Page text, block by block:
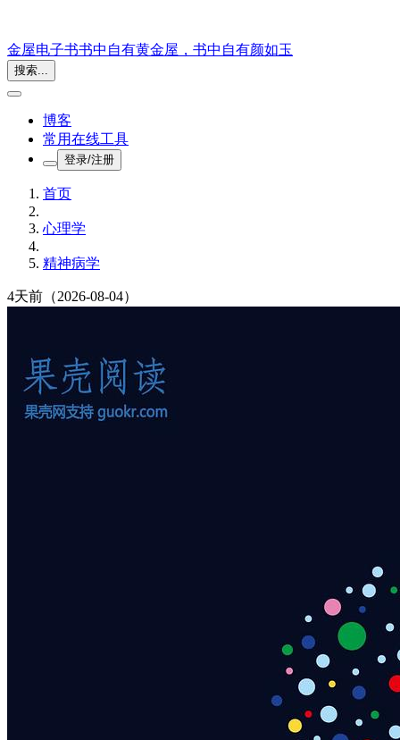
金屋电子书书中自有黄金屋，书中自有颜如玉
搜索...
博客
常用在线工具
登录/注册
首页
心理学
精神病学
4天前 （2026-08-04）